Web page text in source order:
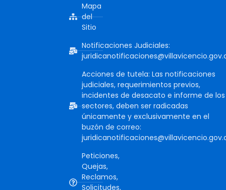
Mapa
del
Sitio
Notificaciones Judiciales:
Acciones de tutela: Las notificaciones
judiciales, requerimientos previos,
incidentes de desacato e informe de los
sectores, deben ser radicadas
únicamente y exclusivamente en el
buzón de correo:
Peticiones,
Quejas,
Reclamos,
Solicitudes,